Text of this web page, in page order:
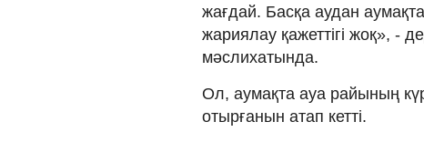
жағдай. Басқа аудан
жариялау қажеттігі жоқ», -
мәслихатында.
Ол, аумақта ауа райының
отырғанын атап кетті.